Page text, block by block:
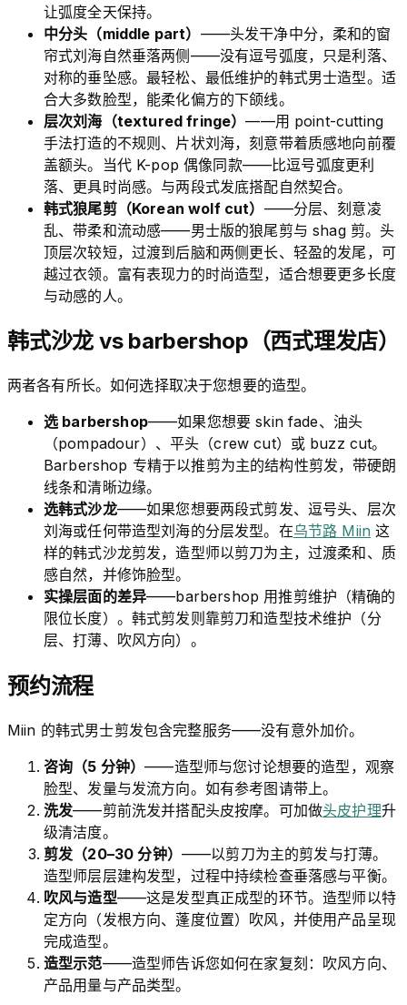
让弧度全天保持。
中分头（middle part） ——头发干净中分，柔和的窗
帘式刘海自然垂落两侧——没有逗号弧度，只是利落、
对称的垂坠感。最轻松、最低维护的韩式男士造型。适
合大多数脸型，能柔化偏方的下颌线。
层次刘海（textured fringe）——用 point-cutting
手法打造的不规则、片状刘海，刻意带着质感地向前覆
盖额头。当代 K-pop 偶像同款——比逗号弧度更利
落、更具时尚感。与两段式发底搭配自然契合。
韩式狼尾剪（Korean wolf cut） ——分层、刻意凌
乱、带柔和流动感——男士版的狼尾剪与 shag 剪。头
顶层次较短，过渡到后脑和两侧更长、轻盈的发尾，可
越过衣领。富有表现力的时尚造型，适合想要更多长度
与动感的人。
韩式沙龙 vs barbershop（西式理发店）
两者各有所长。如何选择取决于您想要的造型。
选 barbershop——如果您想要 skin fade、油头
（pompadour）、平头（crew cut）或 buzz cut。
Barbershop 专精于以推剪为主的结构性剪发，带硬朗
线条和清晰边缘。
选韩式沙龙——如果您想要两段式剪发、逗号头、层次
刘海或任何带造型刘海的分层发型。在乌节路 Miin 这
样的韩式沙龙剪发，造型师以剪刀为主，过渡柔和、质
感自然，并修饰脸型。
实操层面的差异——barbershop 用推剪维护（精确的
限位长度）。韩式剪发则靠剪刀和造型技术维护（分
层、打薄、吹风方向）。
预约流程
Miin 的韩式男士剪发包含完整服务——没有意外加价。
咨询（5 分钟）——造型师与您讨论想要的造型，观察
脸型、发量与发流方向。如有参考图请带上。
洗发——剪前洗发并搭配头皮按摩。可加做头皮护理升
级清洁度。
剪发（20–30 分钟） ——以剪刀为主的剪发与打薄。
造型师层层建构发型，过程中持续检查垂落感与平衡。
吹风与造型——这是发型真正成型的环节。造型师以特
定方向（发根方向、蓬度位置）吹风，并使用产品呈现
完成造型。
造型示范——造型师告诉您如何在家复刻：吹风方向、
产品用量与产品类型。